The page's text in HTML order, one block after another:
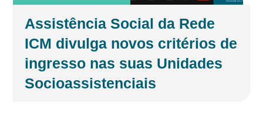
Assistência Social da Rede
ICM divulga novos critérios de
ingresso nas suas Unidades
Socioassistenciais